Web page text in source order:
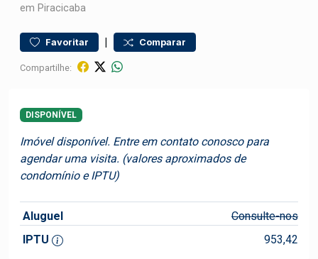
em Piracicaba
Favoritar | Comparar
Compartilhe:
DISPONÍVEL
Imóvel disponível. Entre em contato conosco para
agendar uma visita. (valores aproximados de
condomínio e IPTU)
Aluguel
Consulte-nos
IPTU
953,42